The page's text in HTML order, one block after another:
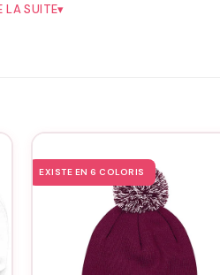
pour faire plaisir au quotidien.
LA SUITE▾
EXISTE EN 6 COLORIS